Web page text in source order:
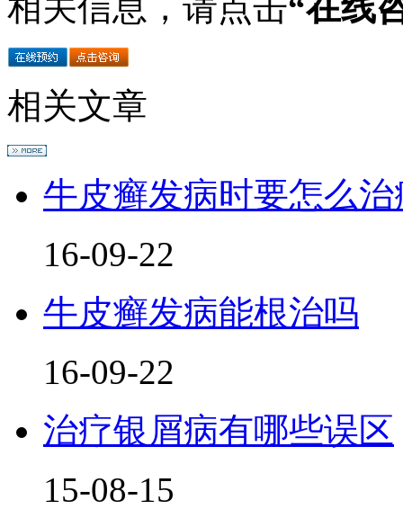
相关文章
牛皮癣发病时要怎么治
16-09-22
牛皮癣发病能根治吗
16-09-22
治疗银屑病有哪些误区
15-08-15